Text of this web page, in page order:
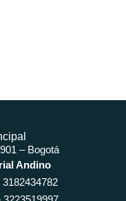
– Bogotá
Andino
3182434782